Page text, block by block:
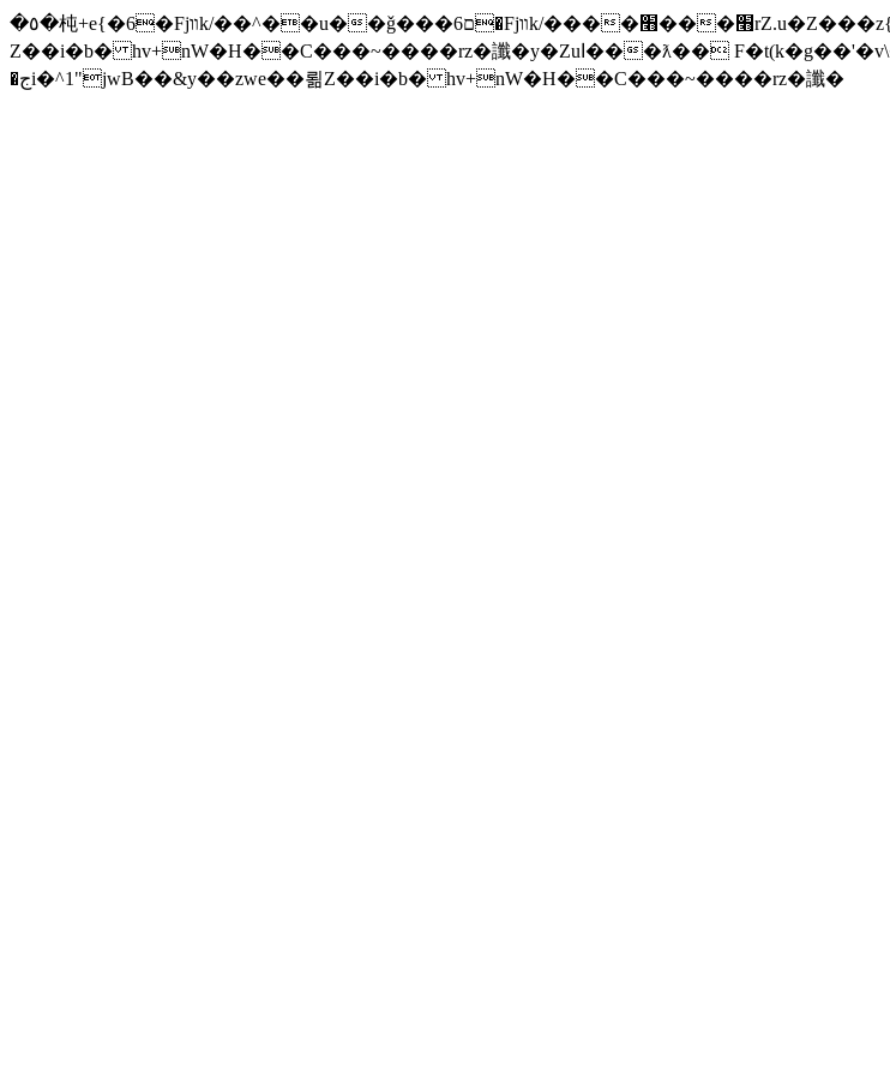
�٥�杶+e{�6�Fjװk/��^��u��ǧ���ם6�Fjװk/����׫���׫rZ.u�Z���z{^���w/�iZ��]�x-�جi�^1"jwB��&y��zwe��뢺
Z��i�b� hv+nW�H��С���~����rz�讖�y�Zuا���ƛ�� F�t(k�g��'�v\���+��j��v)ඇb���xĈ�� ����ݗ'����j���]�x-
�جi�^1"jwB��&y��zwe��뢺Z��i�b� hv+nW�H��С���~����rz�讖�